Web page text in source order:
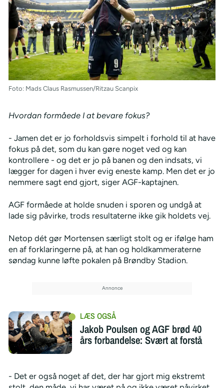
Foto: Mads Claus Rasmussen/Ritzau Scanpix
Hvordan formåede I at bevare fokus?
- Jamen det er jo forholdsvis simpelt i forhold til at have
fokus på det, som du kan gøre noget ved og kan
kontrollere - og det er jo på banen og den indsats, vi
lægger for dagen i hver evig eneste kamp. Men det er jo
nemmere sagt end gjort, siger AGF-kaptajnen.
AGF formåede at holde snuden i sporen og undgå at
lade sig påvirke, trods resultaterne ikke gik holdets vej.
Netop dét gør Mortensen særligt stolt og er ifølge ham
en af forklaringerne på, at han og holdkammeraterne
søndag kunne løfte pokalen på Brøndby Stadion.
Jakob Poulsen og AGF brød 40
års forbandelse: Svært at forstå
- Det er også noget af det, der har gjort mig ekstremt